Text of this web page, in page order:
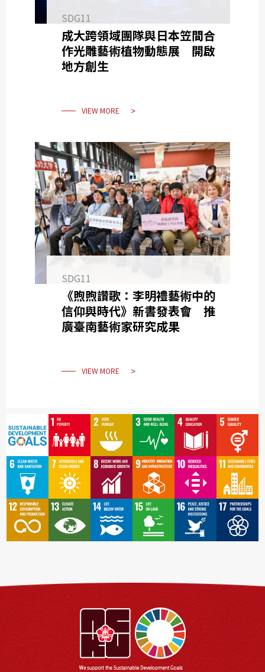
SDG11
成大跨領域團隊與日本笠間合
作光雕藝術植物動態展 開啟
地方創生
VIEW MORE
SDG11
《煦煦讚歌：李明禮藝術中的
信仰與時代》新書發表會 推
廣臺南藝術家研究成果
VIEW MORE